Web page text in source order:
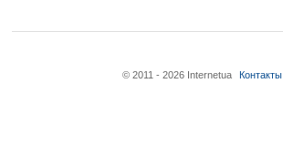
© 2011 - 2026 Internetua Контакты